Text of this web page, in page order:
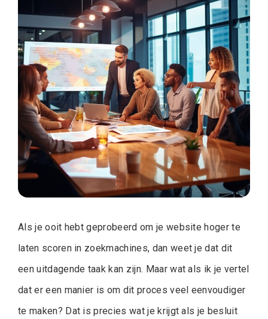
Als je ooit hebt geprobeerd om je website hoger te
laten scoren in zoekmachines, dan weet je dat dit
een uitdagende taak kan zijn. Maar wat als ik je vertel
dat er een manier is om dit proces veel eenvoudiger
te maken? Dat is precies wat je krijgt als je besluit